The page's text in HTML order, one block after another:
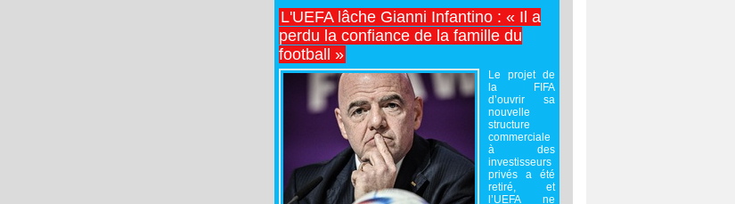
L'UEFA lâche Gianni Infantino : « Il a
perdu la confiance de la famille du
football »
Le projet de
la FIFA
d’ouvrir sa
nouvelle
structure
commerciale
à des
investisseurs
privés a été
retiré, et
l’UEFA ne